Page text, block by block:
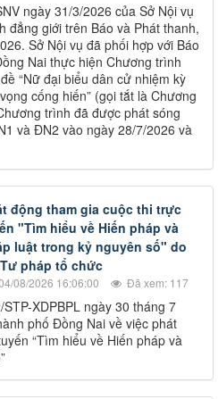
ngày 31/3/2026 của Sở Nội vụ
đẳng giới trên Báo và Phát thanh,
Sở Nội vụ đã phối hợp với Báo
Nai thực hiện Chương trình
“Nữ đại biểu dân cử nhiệm kỳ
cống hiến” (gọi tắt là Chương
trình đã được phát sóng
và ĐN2 vào ngày 28/7/2026 và
động tham gia cuộc thi trực
"Tìm hiểu về Hiến pháp và
luật trong kỷ nguyên số" do
pháp tổ chức
08/2026 16:06:00 Đã xem: 117
XDPBPL ngày 30 tháng 7
phố Đồng Nai về việc phát
“Tìm hiểu về Hiến pháp và